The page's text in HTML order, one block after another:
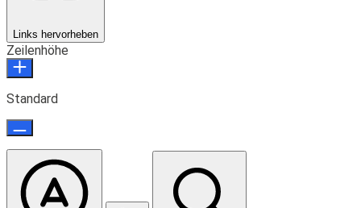
Links hervorheben
Zeilenhöhe
Standard